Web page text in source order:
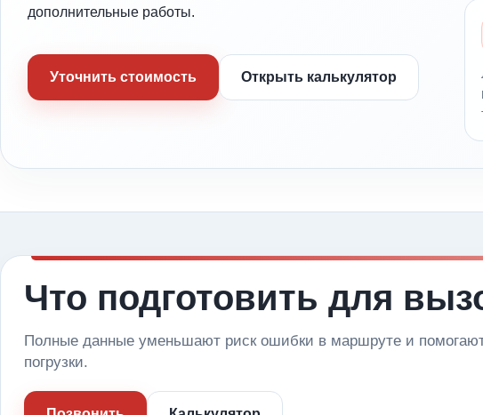
дополнительные работы.
Уточнить стоимость Открыть калькулятор
Что подготовить для
Полные данные уменьшают риск ошибки в маршруте и
погрузки.